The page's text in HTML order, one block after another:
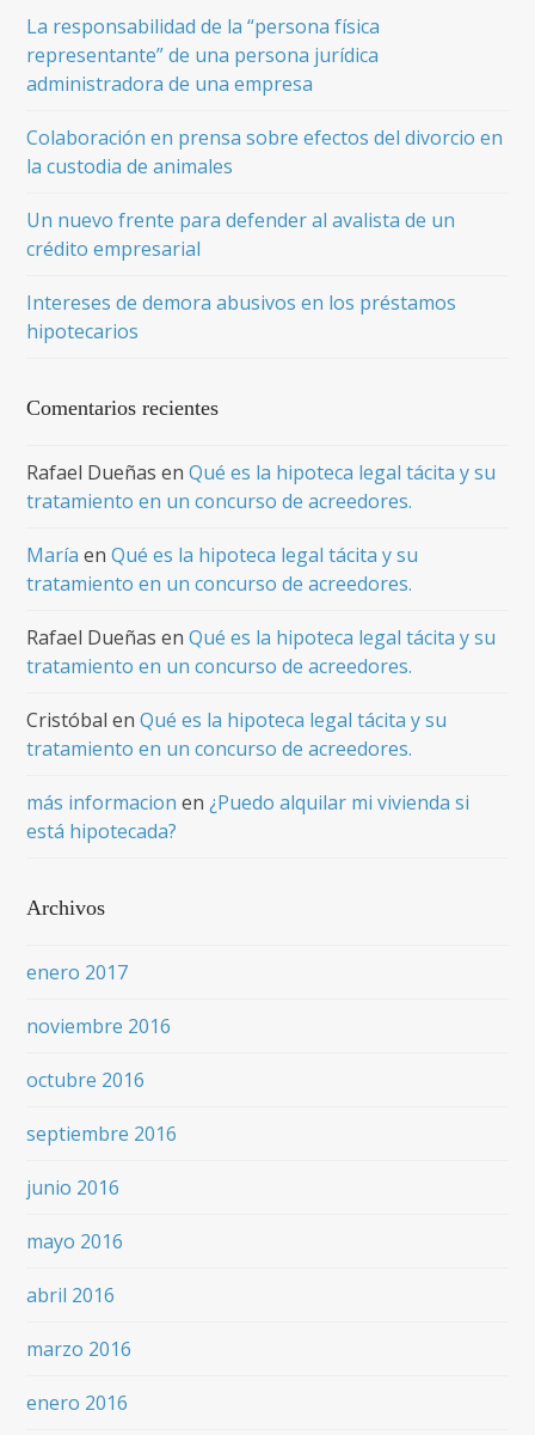
La responsabilidad de la “persona física
representante” de una persona jurídica
administradora de una empresa
Colaboración en prensa sobre efectos del divorcio en
la custodia de animales
Un nuevo frente para defender al avalista de un
crédito empresarial
Intereses de demora abusivos en los préstamos
hipotecarios
Comentarios recientes
Rafael Dueñas enQué es la hipoteca legal tácita y su
tratamiento en un concurso de acreedores.
María enQué es la hipoteca legal tácita y su
tratamiento en un concurso de acreedores.
Rafael Dueñas enQué es la hipoteca legal tácita y su
tratamiento en un concurso de acreedores.
Cristóbal enQué es la hipoteca legal tácita y su
tratamiento en un concurso de acreedores.
más informacion en¿Puedo alquilar mi vivienda si
está hipotecada?
Archivos
enero 2017
noviembre 2016
octubre 2016
septiembre 2016
junio 2016
mayo 2016
abril 2016
marzo 2016
enero 2016